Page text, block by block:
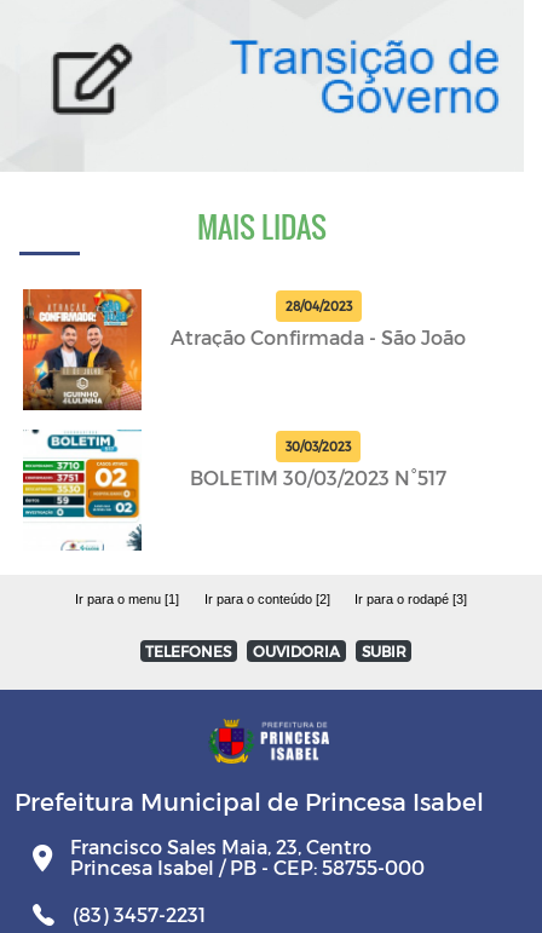
MAIS LIDAS
28/04/2023
Atração Confirmada - São João
30/03/2023
BOLETIM 30/03/2023 N°517
Ir para o menu [1] Ir para o conteúdo [2] Ir para o rodapé [3]
TELEFONES OUVIDORIA SUBIR
Prefeitura Municipal de Princesa Isabel
Francisco Sales Maia, 23, Centro
Princesa Isabel / PB - CEP: 58755-000
(83) 3457-2231